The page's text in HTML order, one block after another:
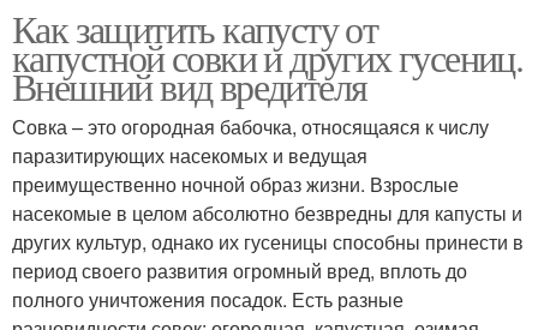
Как защитить капусту от
капустной совки и других гусениц.
Внешний вид вредителя
Совка – это огородная бабочка, относящаяся к числу
паразитирующих насекомых и ведущая
преимущественно ночной образ жизни. Взрослые
насекомые в целом абсолютно безвредны для капусты и
других культур, однако их гусеницы способны принести в
период своего развития огромный вред, вплоть до
полного уничтожения посадок. Есть разные